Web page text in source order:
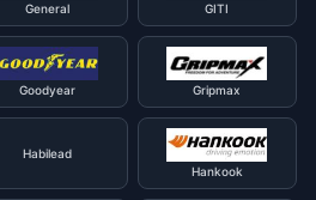
General GITI
Goodyear Gripmax
Habilead
Hankook